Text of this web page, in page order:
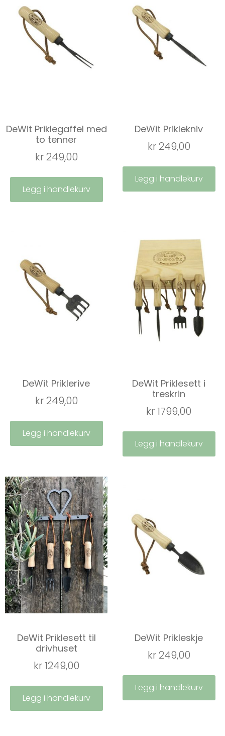
DeWit Priklegaffel med
to tenner
kr249,00
Legg i handlekurv
DeWit Priklekniv
kr249,00
Legg i handlekurv
DeWit Priklerive
kr249,00
Legg i handlekurv
DeWit Priklesett i
treskrin
kr1799,00
Legg i handlekurv
DeWit Priklesett til
drivhuset
kr1249,00
Legg i handlekurv
DeWit Prikleskje
kr249,00
Legg i handlekurv